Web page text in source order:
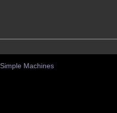
Simple Machines